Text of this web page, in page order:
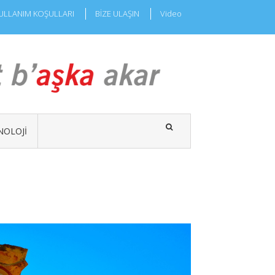
KOŞULLARI BİZE ULAŞIN Video